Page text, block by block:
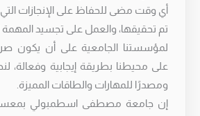
أي وقت مضى للحفاظ على الإنجازات التي
تم تحقيقها، والعمل على تجسيد
لمؤسستنا الجامعية على أن يكون
على محيطنا بطريقة إيجابية وفعالة،
ومصدرًا للمهارات والطاقات المميزة.
إن جامعة مصطفى اسطمبولي